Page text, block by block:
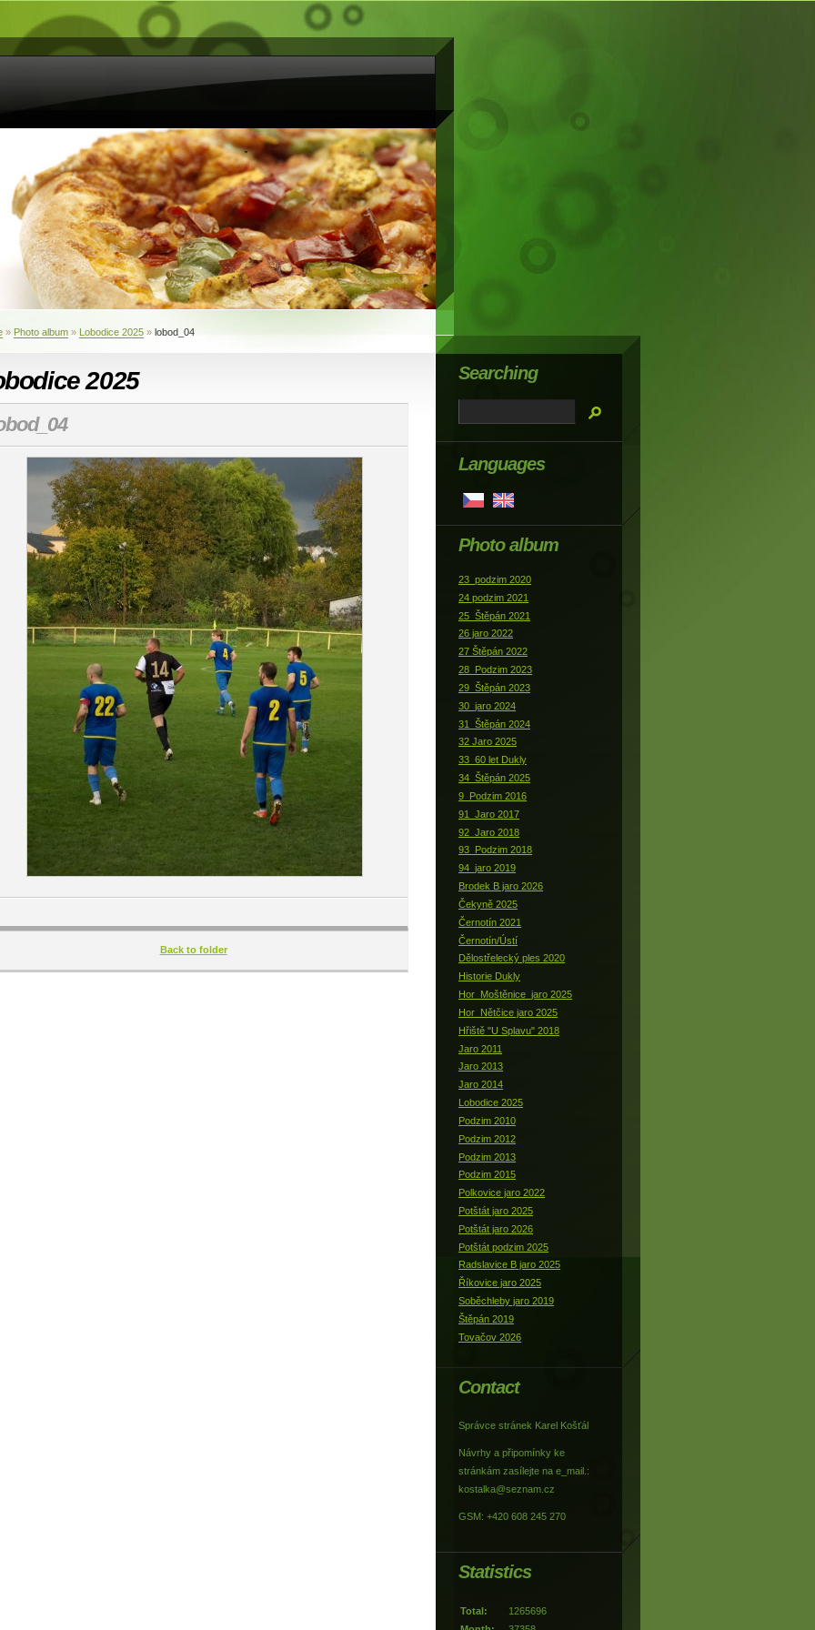
» Photo album » Lobodice 2025 » lobod_04
2025
Back to folder
Languages
Photo album
23_podzim 2020
24 podzim 2021
25_Štěpán 2021
26 jaro 2022
27 Štěpán 2022
28_Podzim 2023
29_Štěpán 2023
30_jaro 2024
31_Štěpán 2024
32 Jaro 2025
33_60 let Dukly
34_Štěpán 2025
9_Podzim 2016
91_Jaro 2017
92_Jaro 2018
93_Podzim 2018
94_jaro 2019
Brodek B jaro 2026
Čekyně 2025
Černotín 2021
Černotín/Ústí
Dělostřelecký ples 2020
Historie Dukly
Hor_Moštěnice_jaro 2025
Hor_Nětčice jaro 2025
Hřiště "U Splavu" 2018
Jaro 2011
Jaro 2013
Jaro 2014
Lobodice 2025
Podzim 2010
Podzim 2012
Podzim 2013
Podzim 2015
Polkovice jaro 2022
Potštát jaro 2025
Potštát jaro 2026
Potštát podzim 2025
Radslavice B jaro 2025
Říkovice jaro 2025
Soběchleby jaro 2019
Štěpán 2019
Tovačov 2026
Contact
Správce stránek Karel Košťál
Návrhy a připomínky ke
stránkám zasílejte na e_mail.:
kostalka@seznam.cz
GSM: +420 608 245 270
Searching
Statistics
Total:
1265696